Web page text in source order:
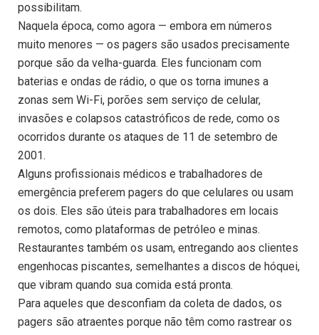
possibilitam.
Naquela época, como agora — embora em números
muito menores — os pagers são usados ​​precisamente
porque são da velha-guarda. Eles funcionam com
baterias e ondas de rádio, o que os torna imunes a
zonas sem Wi-Fi, porões sem serviço de celular,
invasões e colapsos catastróficos de rede, como os
ocorridos durante os ataques de 11 de setembro de
2001.
Alguns profissionais médicos e trabalhadores de
emergência preferem pagers do que celulares ou usam
os dois. Eles são úteis para trabalhadores em locais
remotos, como plataformas de petróleo e minas.
Restaurantes também os usam, entregando aos clientes
engenhocas piscantes, semelhantes a discos de hóquei,
que vibram quando sua comida está pronta.
Para aqueles que desconfiam da coleta de dados, os
pagers são atraentes porque não têm como rastrear os